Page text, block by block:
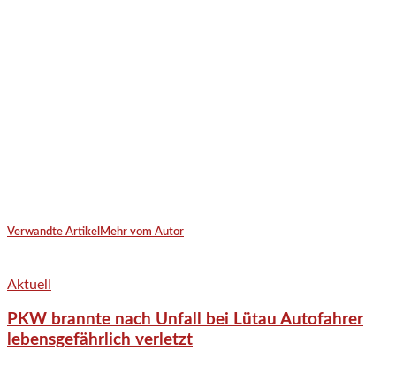
Verwandte Artikel Mehr vom Autor
Aktuell
PKW brannte nach Unfall bei Lütau Autofahrer
lebensgefährlich verletzt